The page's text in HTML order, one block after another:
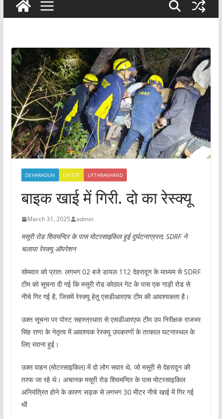
DEHARADUN LATEST UTTARAKHAND
बाइक खाई में गिरी. दो का रेस्क्यू
March 31, 2025 admin
मसूरी रोड शिवमन्दिर के पास मोटरसाइकिल हुई दुर्घटनाग्रस्त, SDRF ने
चलाया रेस्क्यू ऑपरेशन
सोमवार को प्रातः लगभग 02 बजे डायल 112 देहरादून के माध्यम से SDRF
टीम को सूचना दी गई कि मसूरी रोड कोठाल गेट के पास एक गाड़ी रोड से
नीचे गिर गई है, जिसमें रेस्क्यू हेतु एसडीआरएफ टीम की आवश्यकता है।
उक्त सूचना पर पोस्ट सहस्त्रधारा से एसडीआरएफ टीम उप निरीक्षक राजभर
सिंह राणा के नेतृत्व में आवश्यक रेस्क्यू उपकरणों के तत्काल घटनास्थल के
लिए रवाना हुई।
उक्त वाहन (मोटरसाइकिल) में दो लोग सवार थे, जो मसूरी से देहरादून की
तरफ जा रहे थे। अचानक मसूरी रोड शिवमन्दिर के पास मोटरसाइकिल
अनियंत्रित होने के कारण सड़क से लगभग 30 मीटर नीचे खाई में गिर गई
थी